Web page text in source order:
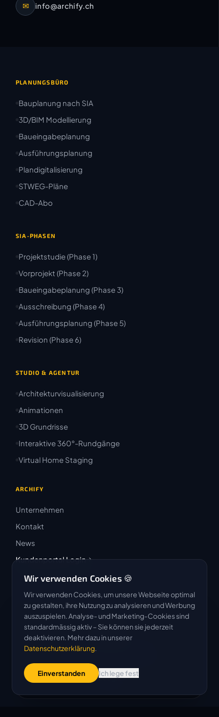
✉ info@archify.ch
PLANUNGSBÜRO
Bauplanung nach SIA
3D/BIM Modellierung
Baueingabeplanung
Ausführungsplanung
Plandigitalisierung
STWEG-Pläne
CAD-Abo
SIA-PHASEN
Projektstudie (Phase 1)
Vorprojekt (Phase 2)
Baueingabeplanung (Phase 3)
Ausschreibung (Phase 4)
Ausführungsplanung (Phase 5)
Revision (Phase 6)
STUDIO & AGENTUR
Architekturvisualisierung
Animationen
3D Grundrisse
Interaktive 360°-Rundgänge
Virtual Home Staging
ARCHIFY
Unternehmen
Kontakt
News
Kundenportal Login
4.9 / 5
★★★★★
Basierend auf 50 Bewertungen
Google
Wir verwenden Cookies 🍪
Wir verwenden Cookies, um unsere Webseite optimal
zu gestalten, ihre Nutzung zu analysieren und Werbung
auszuspielen. Analyse- und Marketing-Cookies sind
standardmässig aktiv – Sie können sie jederzeit
deaktivieren. Mehr dazu in unserer
Datenschutzerklärung.
Einverstanden Ich lege fest